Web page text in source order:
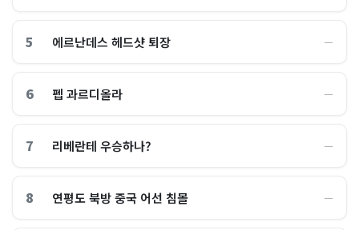
5 에르난데스 헤드샷 퇴장 ―
6 펩 과르디올라 ―
7 리베란테 우승하나? ―
8 연평도 북방 중국 어선 침몰 ―